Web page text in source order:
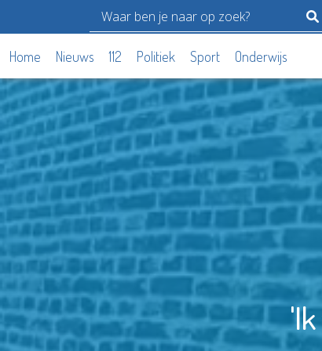
Home Nieuws 112 Politiek Sport Onderwijs